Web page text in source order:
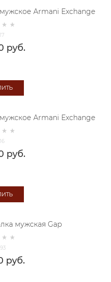
Armani Exchange
руб.
Armani Exchange
руб.
мужская Gap
руб.